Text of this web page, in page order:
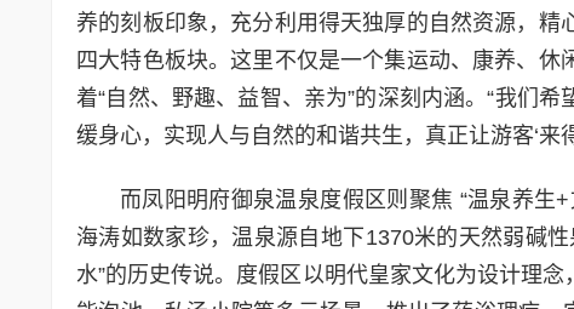
养的刻板印象，充分利用得天独厚的自然资源，
四大特色板块。这里不仅是一个集运动、康养、
着“自然、野趣、益智、亲为”的深刻内涵。“我们
缓身心，实现人与自然的和谐共生，真正让游客‘来
而凤阳明府御泉温泉度假区则聚焦 “温泉养生
海涛如数家珍，温泉源自地下1370米的天然弱碱
水”的历史传说。度假区以明代皇家文化为设计理